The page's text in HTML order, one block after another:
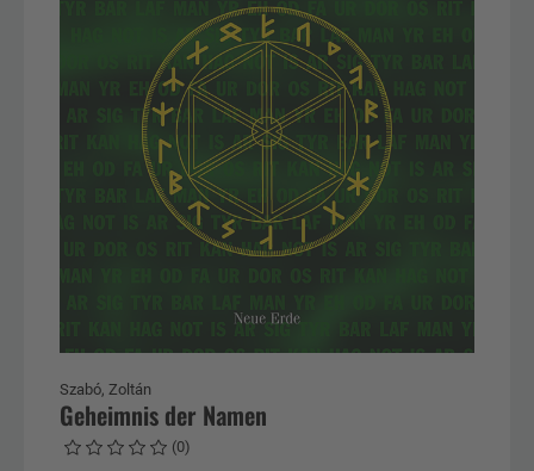
Szabó, Zoltán
Geheimnis der Namen
(0)